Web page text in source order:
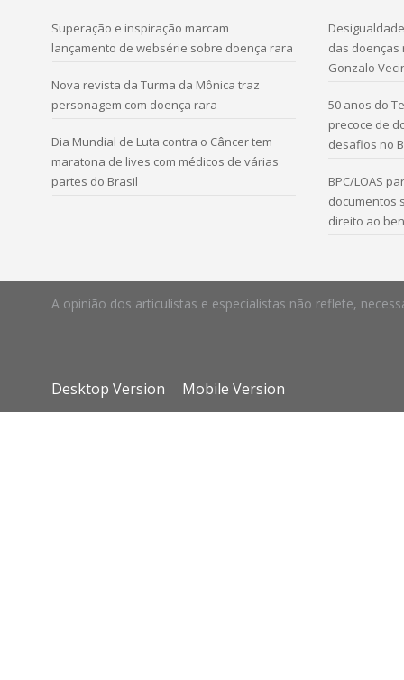
Superação e inspiração marcam
lançamento de websérie sobre doença rara
Nova revista da Turma da Mônica traz
personagem com doença rara
Dia Mundial de Luta contra o Câncer tem
maratona de lives com médicos de várias
partes do Brasil
das doenças
Gonzalo
50 anos do
precoce de
desafios no
BPC/LOAS
documentos
direito ao
A opinião dos articulistas e especialistas não reflete,
Desktop Version Mobile Version